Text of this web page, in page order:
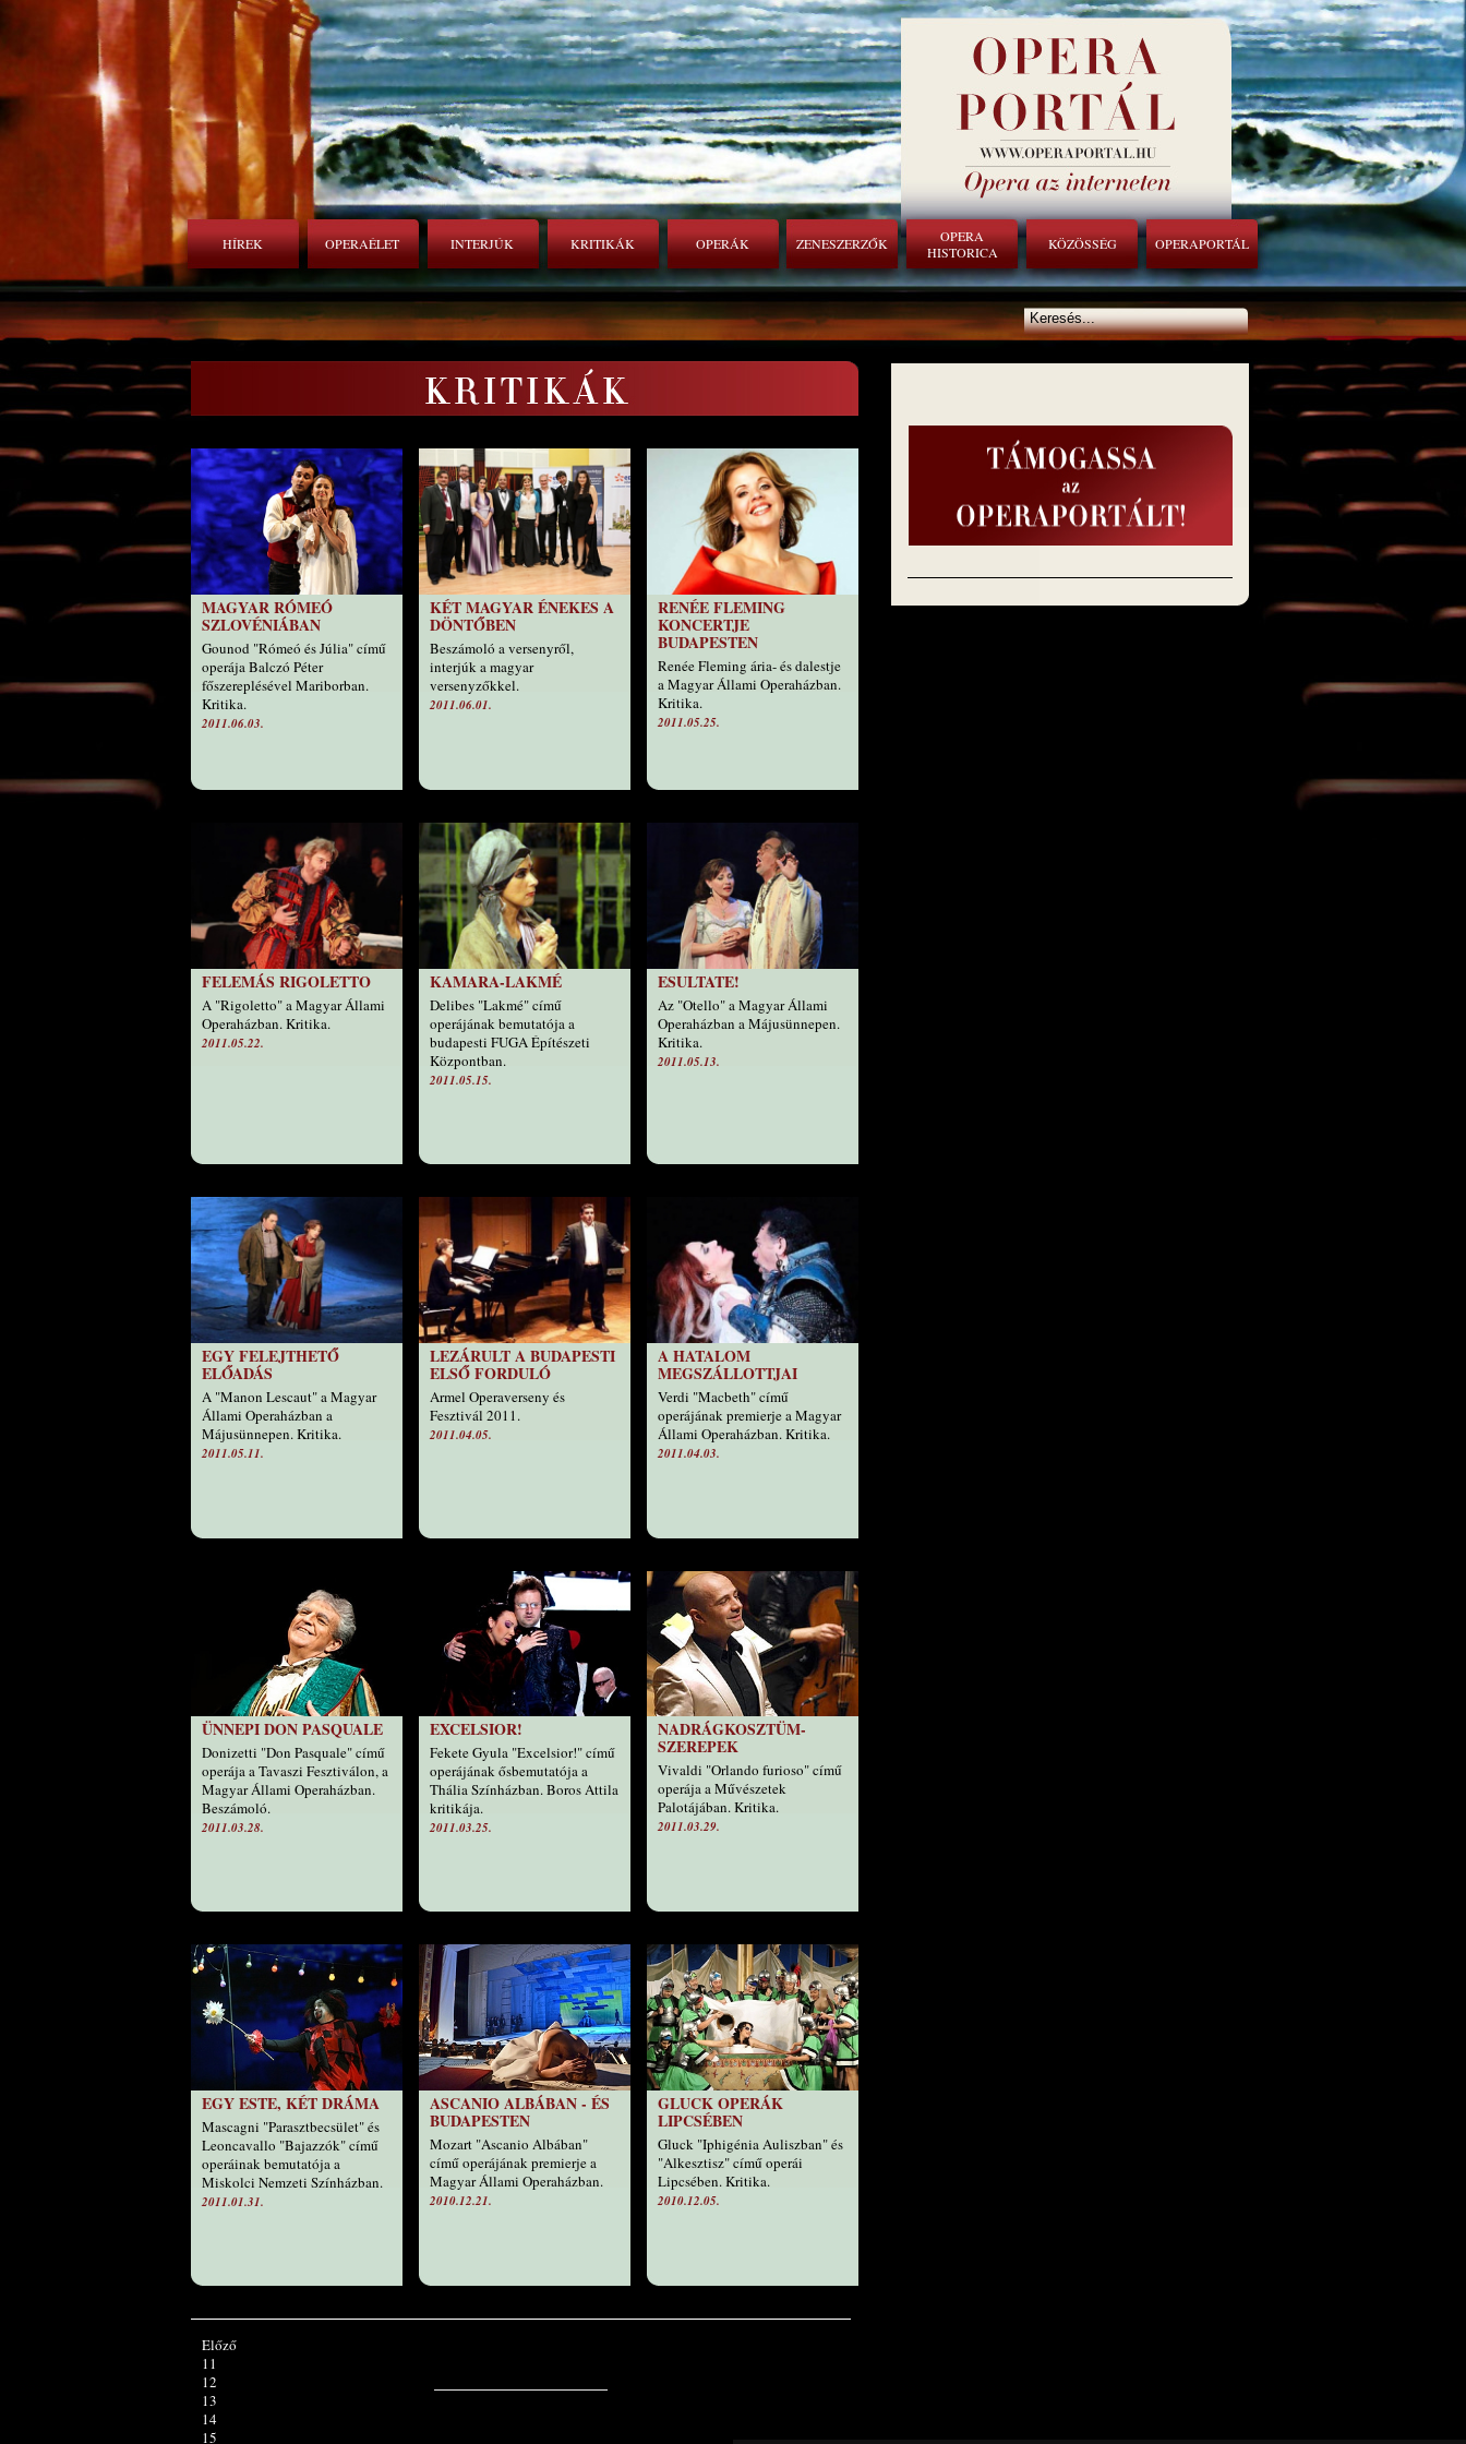
HÍREK OPERAÉLET INTERJÚK KRITIKÁK OPERÁK ZENESZERZŐK
OPERA
HISTORICA
KÖZÖSSÉG OPERAPORTÁL
MAGYAR RÓMEÓ
SZLOVÉNIÁBAN
Gounod "Rómeó és Júlia" című
operája Balczó Péter
főszereplésével Mariborban.
Kritika.
2011.06.03.
KÉT MAGYAR ÉNEKES A
DÖNTŐBEN
Beszámoló a versenyről,
interjúk a magyar
versenyzőkkel.
2011.06.01.
RENÉE FLEMING
KONCERTJE
BUDAPESTEN
Renée Fleming ária- és dalestje
a Magyar Állami Operaházban.
Kritika.
2011.05.25.
FELEMÁS RIGOLETTO
A "Rigoletto" a Magyar Állami
Operaházban. Kritika.
2011.05.22.
KAMARA-LAKMÉ
Delibes "Lakmé" című
operájának bemutatója a
budapesti FUGA Építészeti
Központban.
2011.05.15.
ESULTATE!
Az "Otello" a Magyar Állami
Operaházban a Májusünnepen.
Kritika.
2011.05.13.
EGY FELEJTHETŐ
ELŐADÁS
A "Manon Lescaut" a Magyar
Állami Operaházban a
Májusünnepen. Kritika.
2011.05.11.
LEZÁRULT A BUDAPESTI
ELSŐ FORDULÓ
Armel Operaverseny és
Fesztivál 2011.
2011.04.05.
A HATALOM
MEGSZÁLLOTTJAI
Verdi "Macbeth" című
operájának premierje a Magyar
Állami Operaházban. Kritika.
2011.04.03.
ÜNNEPI DON PASQUALE
Donizetti "Don Pasquale" című
operája a Tavaszi Fesztiválon, a
Magyar Állami Operaházban.
Beszámoló.
2011.03.28.
EXCELSIOR!
Fekete Gyula "Excelsior!" című
operájának ősbemutatója a
Thália Színházban. Boros Attila
kritikája.
2011.03.25.
NADRÁGKOSZTÜM-
SZEREPEK
Vivaldi "Orlando furioso" című
operája a Művészetek
Palotájában. Kritika.
2011.03.29.
EGY ESTE, KÉT DRÁMA
Mascagni "Parasztbecsület" és
Leoncavallo "Bajazzók" című
operáinak bemutatója a
Miskolci Nemzeti Színházban.
2011.01.31.
ASCANIO ALBÁBAN - ÉS
BUDAPESTEN
Mozart "Ascanio Albában"
című operájának premierje a
Magyar Állami Operaházban.
2010.12.21.
GLUCK OPERÁK
LIPCSÉBEN
Gluck "Iphigénia Auliszban" és
"Alkesztisz" című operái
Lipcsében. Kritika.
2010.12.05.
Előző
11
12
13
14
15